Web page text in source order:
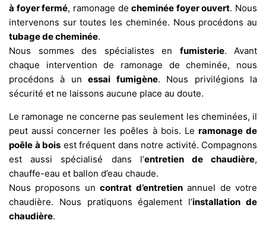
à foyer fermé, ramonage decheminée foyer ouvert. Nous
intervenons sur toutes les cheminée. Nous procédons au
tubage de cheminée.
Nous sommes des spécialistes en fumisterie. Avant
chaque intervention de ramonage de cheminée, nous
procédons à unessai fumigène. Nous privilégions la
sécurité et ne laissons aucune place au doute.
Le ramonage ne concerne pas seulement les cheminées, il
peut aussi concerner les poêles à bois. Le ramonage de
poêle à bois est fréquent dans notre activité. Compagnons
est aussi spécialisé dans l’entretien de chaudière,
chauffe-eau et ballon d’eau chaude.
Nous proposons uncontrat d’entretienannuel de votre
chaudière. Nous pratiquons également l’installation de
chaudière.